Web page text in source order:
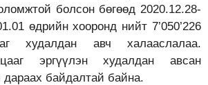
болсон бөгөөд 2020.12.28-
өдрийн хооронд нийт 7’050’226
худалдан авч халааслалаа.
эргүүлэн худалдан авсан
байдалтай байна.